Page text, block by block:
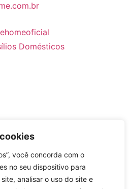
você concorda com o
no seu dispositivo para
analisar o uso do site e
Domésticos